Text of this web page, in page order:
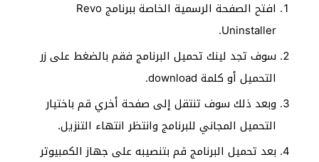
افتح الصفحة الرسمية الخاصة ببرنامج Revo
Uninstaller.
سوف تجد لينك تحميل البرنامج فقم بالضغط على زر
التحميل أو كلمة download.
وبعد ذلك سوف تنتقل إلى صفحة أخري قم باختيار
التحميل المجاني للبرنامج وانتظر انتهاء التنزيل.
بعد تحميل البرنامج قم بتنصيبه على جهاز الكمبيوتر